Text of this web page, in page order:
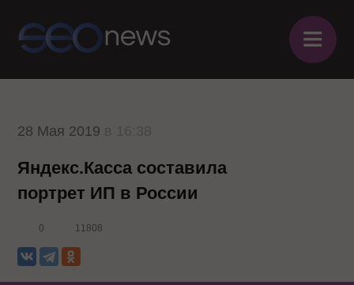
≡
28 Мая 2019
Яндекс.Касса составила
портрет ИП в России
0 11808